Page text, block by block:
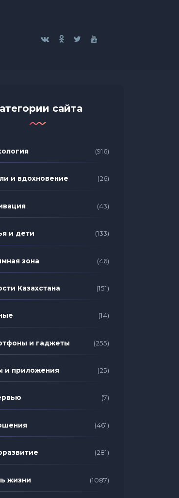
сайта
(916)
и вдохновение (26)
(43)
и дети (133)
зона (46)
Казахстана (151)
(14)
и гаджеты (255)
и приложения (25)
(7)
(461)
(281)
жизни (1087)